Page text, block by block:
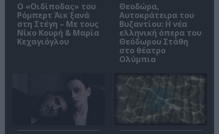
O «Οιδίποδας» του
Ρόμπερτ Άικ ξανά
στη Στέγη – Με τους
Νίκο Κουρή & Μαρία
Κεχαγιόγλου
Θεοδώρα,
Αυτοκράτειρα του
Βυζαντίου: Η νέα
ελληνική όπερα του
Θεόδωρου Στάθη
στο θέατρο
Ολύμπια